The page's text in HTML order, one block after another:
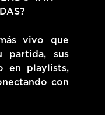
vivo que
partida, sus
en playlists,
con